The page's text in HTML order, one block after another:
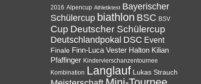
2016 Alpencup Athletiktest Bayerischer
Schülercup biathlon BSC BSV
Cup Deutscher Schülercup
Deutschlandpokal DSC Event
Finale Finn-Luca Vester Halton Kilian
Pfaffinger Kindervierschanzentournee
Kombination Langlauf Lukas Strauch